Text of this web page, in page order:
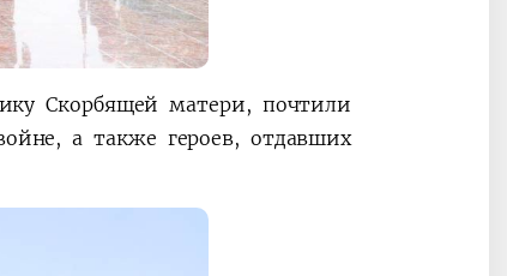
Скорбящей матери, почтили
а также героев, отдавших